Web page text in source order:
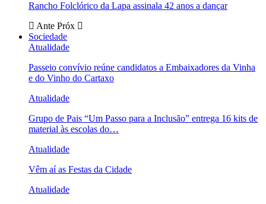
Rancho Folclórico da Lapa assinala 42 anos a dançar
Ante Próx
Sociedade
Atualidade
Passeio convívio reúne candidatos a Embaixadores da Vinha
e do Vinho do Cartaxo
Atualidade
Grupo de Pais “Um Passo para a Inclusão” entrega 16 kits de
material às escolas do…
Atualidade
Vêm aí as Festas da Cidade
Atualidade